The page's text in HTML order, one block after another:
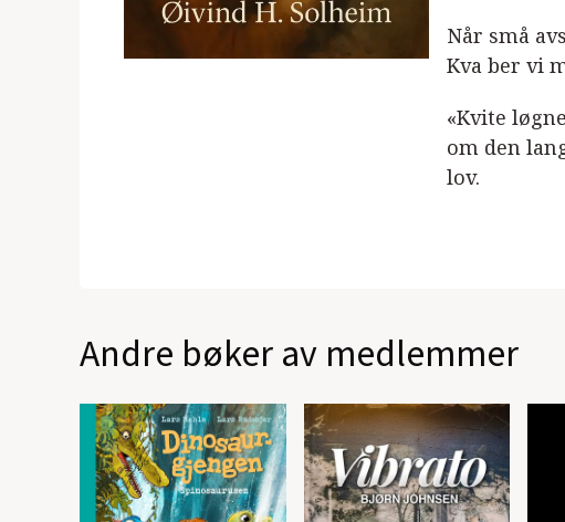
Når små
Kva ber vi
«Kvite
om den
lov.
Andre bøker av medlemmer